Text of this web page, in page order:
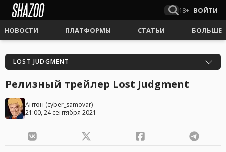
18+ ВОЙТИ
НОВОСТИ ПЛАТФОРМЫ СТАТЬИ БОЛЬШЕ
LOST JUDGMENT
Релизный трейлер Lost Judgment
Антон (cyber_samovar)
21:00, 24 сентября 2021